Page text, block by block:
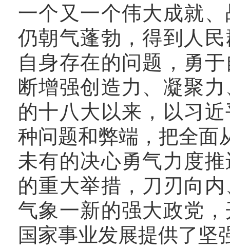
一个又一个伟大成就
仍朝气蓬勃，得到人
自身存在的问题，勇
断增强创造力、凝聚
的十八大以来，以习
种问题和弊端，把全面
未有的决心勇气力度
的重大举措，刀刃向
气象一新的强大政党
国家事业发展提供了坚